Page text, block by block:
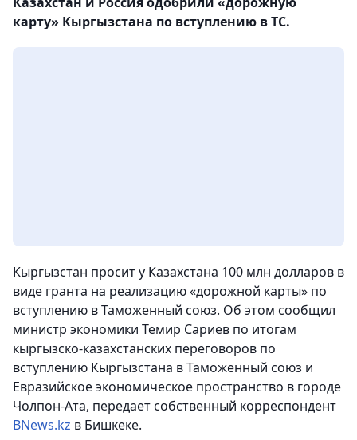
карту» Кыргызстана по вступлению в ТС.
Кыргызстан просит у Казахстана 100 млн долларов в
виде гранта на реализацию «дорожной карты» по
вступлению в Таможенный союз. Об этом сообщил
министр экономики Темир Сариев по итогам
кыргызско-казахстанских переговоров по
вступлению Кыргызстана в Таможенный союз и
Евразийское экономическое пространство в городе
Чолпон-Ата, передает собственный корреспондент
BNews.kz в Бишкеке.